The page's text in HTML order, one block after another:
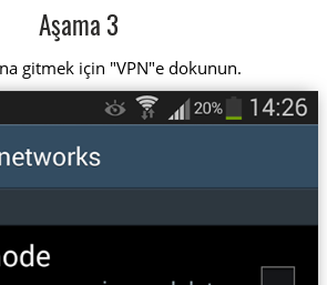
Aşama 3
gitmek için "VPN"e dokunun.